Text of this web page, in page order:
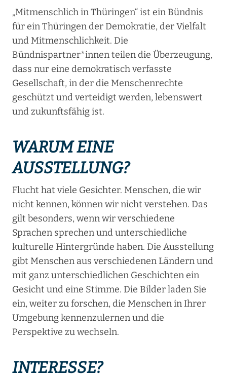
„Mitmenschlich in Thüringen“ ist ein Bündnis
für ein Thüringen der Demokratie, der Vielfalt
und Mitmenschlichkeit. Die
Bündnispartner*innen teilen die Überzeugung,
dass nur eine demokratisch verfasste
Gesellschaft, in der die Menschenrechte
geschützt und verteidigt werden, lebenswert
und zukunftsfähig ist.
WARUM EINE
AUSSTELLUNG?
Flucht hat viele Gesichter. Menschen, die wir
nicht kennen, können wir nicht verstehen. Das
gilt besonders, wenn wir verschiedene
Sprachen sprechen und unterschiedliche
kulturelle Hintergründe haben. Die Ausstellung
gibt Menschen aus verschiedenen Ländern und
mit ganz unterschiedlichen Geschichten ein
Gesicht und eine Stimme. Die Bilder laden Sie
ein, weiter zu forschen, die Menschen in Ihrer
Umgebung kennenzulernen und die
Perspektive zu wechseln.
INTERESSE?